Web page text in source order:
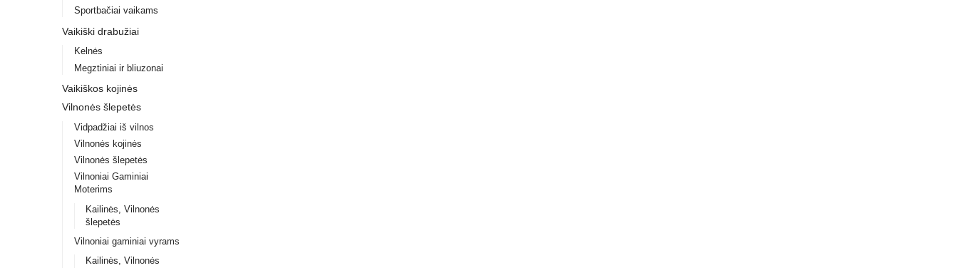
Sportbačiai vaikams
Vaikiški drabužiai
Kelnės
Megztiniai ir bliuzonai
Vaikiškos kojinės
Vilnonės šlepetės
Vidpadžiai iš vilnos
Vilnonės kojinės
Vilnonės šlepetės
Vilnoniai Gaminiai
Moterims
Kailinės, Vilnonės
šlepetės
Vilnoniai gaminiai vyrams
Kailinės, Vilnonės